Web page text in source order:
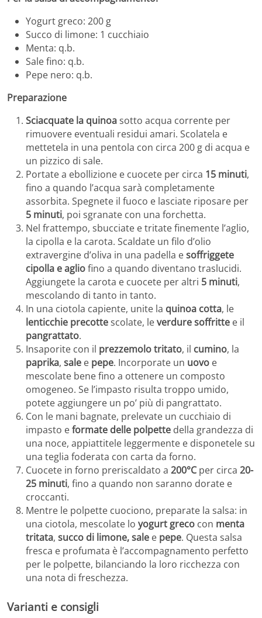
Yogurt greco: 200 g
Succo di limone: 1 cucchiaio
Menta: q.b.
Sale fino: q.b.
Pepe nero: q.b.
Preparazione
Sciacquate la quinoasotto acqua corrente per
rimuovere eventuali residui amari. Scolatela e
mettetela in una pentola con circa 200 g di acqua e
un pizzico di sale.
Portate a ebollizione e cuocete per circa 15 minuti,
fino a quando l’acqua sarà completamente
assorbita. Spegnete il fuoco e lasciate riposare per
5 minuti, poi sgranate con una forchetta.
Nel frattempo, sbucciate e tritate finemente l’aglio,
la cipolla e la carota. Scaldate un filo d’olio
extravergine d’oliva in una padella esoffriggete
cipolla e agliofino a quando diventano traslucidi.
Aggiungete la carota e cuocete per altri 5 minuti,
mescolando di tanto in tanto.
In una ciotola capiente, unite la quinoa cotta, le
lenticchie precottescolate, leverdure soffritte e il
pangrattato.
Insaporite con il prezzemolo tritato, il cumino, la
paprika, sale e pepe. Incorporate un uovo e
mescolate bene fino a ottenere un composto
omogeneo. Se l’impasto risulta troppo umido,
potete aggiungere un po’ più di pangrattato.
Con le mani bagnate, prelevate un cucchiaio di
impasto eformate delle polpette della grandezza di
una noce, appiattitele leggermente e disponetele su
una teglia foderata con carta da forno.
Cuocete in forno preriscaldato a 200°Cper circa 20-
25 minuti, fino a quando non saranno dorate e
croccanti.
Mentre le polpette cuociono, preparate la salsa: in
una ciotola, mescolate lo yogurt greco con menta
tritata, succo di limone, sale e pepe. Questa salsa
fresca e profumata è l’accompagnamento perfetto
per le polpette, bilanciando la loro ricchezza con
una nota di freschezza.
Varianti e consigli